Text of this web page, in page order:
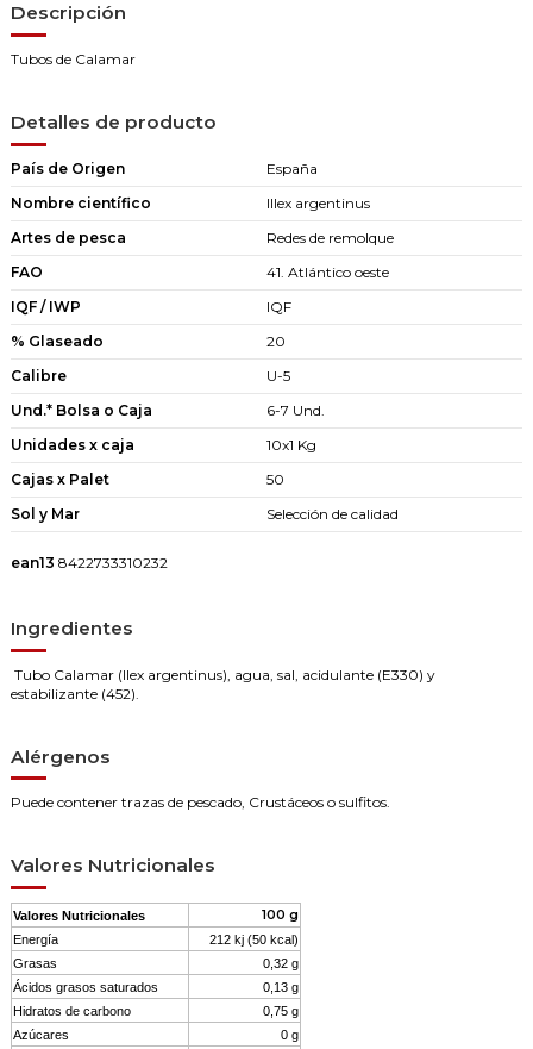
Descripción
Tubos de Calamar
Detalles de producto
País de Origen
España
Nombre científico
Illex argentinus
Artes de pesca
Redes de remolque
FAO
41. Atlántico oeste
IQF / IWP
IQF
% Glaseado
20
Calibre
U-5
Und.* Bolsa o Caja
6-7 Und.
Unidades x caja
10x1 Kg
Cajas x Palet
50
Sol y Mar
Selección de calidad
ean13 8422733310232
Ingredientes
Tubo Calamar (llex argentinus), agua, sal, acidulante (E330) y
estabilizante (452).
Alérgenos
Puede contener trazas de pescado, Crustáceos o sulfitos.
Valores Nutricionales
Valores Nutricionales 100 g
Energía
212 kj (50 kcal)
Grasas
0,32 g
Ácidos grasos saturados
0,13 g
Hidratos de carbono
0,75 g
Azúcares
0 g